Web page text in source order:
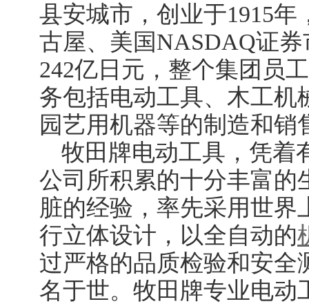
县安城市，创业于1915
古屋、美国NASDAQ证
242亿日元，整个集团员
务包括电动工具、木工机
园艺用机器等的制造和销
牧田牌电动工具，凭着
公司所积累的十分丰富的
脏的经验，率先采用世界
行立体设计，以全自动的
过严格的品质检验和安全
名于世。牧田牌专业电动